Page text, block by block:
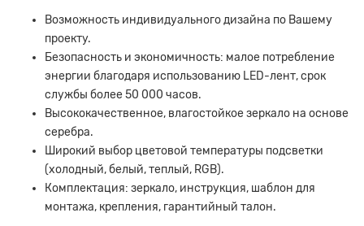
Возможность индивидуального дизайна по Вашему
проекту.
Безопасность и экономичность: малое потребление
энергии благодаря использованию LED-лент, срок
службы более 50 000 часов.
Высококачественное, влагостойкое зеркало на основе
серебра.
Широкий выбор цветовой температуры подсветки
(холодный, белый, теплый, RGB).
Комплектация: зеркало, инструкция, шаблон для
монтажа, крепления, гарантийный талон.